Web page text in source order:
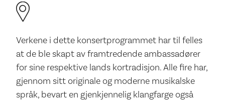
Verkene i dette konsertprogrammet har til felles
at de ble skapt av framtredende ambassadører
for sine respektive lands kortradisjon. Alle fire har,
gjennom sitt originale og moderne musikalske
språk, bevart en gjenkjennelig klangfarge også